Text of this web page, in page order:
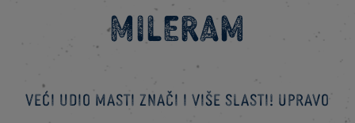
Mileram
Veći udio masti znači i više slasti! Upravo